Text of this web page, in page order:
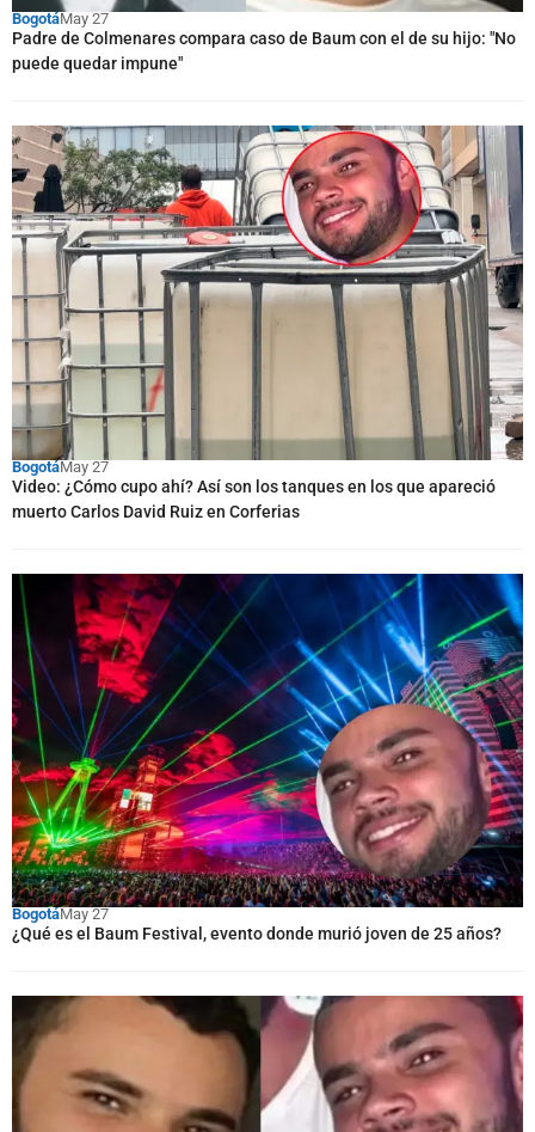
BogotáMay 27
Padre de Colmenares compara caso de Baum con el de su hijo: "No
puede quedar impune"
BogotáMay 27
Video: ¿Cómo cupo ahí? Así son los tanques en los que apareció
muerto Carlos David Ruiz en Corferias
BogotáMay 27
¿Qué es el Baum Festival, evento donde murió joven de 25 años?